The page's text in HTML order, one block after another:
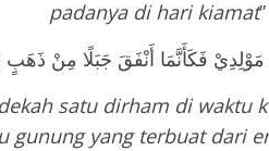
padanya di hari kiamat”
فَكَأَنَّمَا أَنْفَقَ جَبَلًا مِنْ ذَهَبٍ
satu dirham di waktu
gunung yang terbuat dari